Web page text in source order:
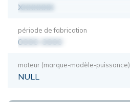
XXXXXXX
période de fabrication
0000-0000
moteur (marque-modèle-puissance)
NULL